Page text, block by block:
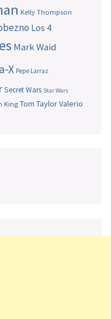
Kelly Thompson
Los 4
Mark Waid
X Pepe Larraz
Secret Wars Star Wars
King Tom TaylorValerio